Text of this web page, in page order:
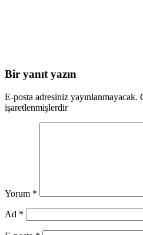
Bir yanıt yazın
E-posta adresiniz yayınlanmayacak.
işaretlenmişlerdir
Yorum *
Ad *